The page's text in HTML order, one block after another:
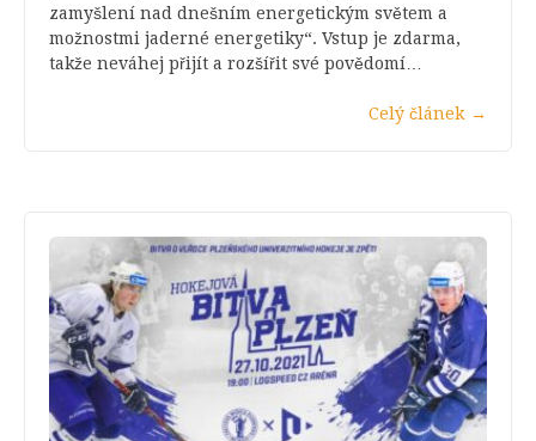
zamyšlení nad dnešním energetickým světem a
možnostmi jaderné energetiky“. Vstup je zdarma,
takže neváhej přijít a rozšířit své povědomí…
Celý článek →